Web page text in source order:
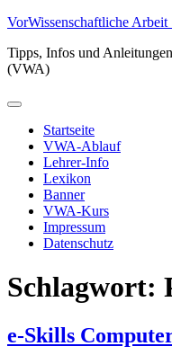
Zum
springen
VorWissenschaftliche
Tipps, Infos und
(VWA)
Primäres
Startseite
VWA-Ablauf
Lehrer-Info
Lexikon
Banner
VWA-Kurs
Impressum
Datenschutz
Schlagwort:
e-Skills